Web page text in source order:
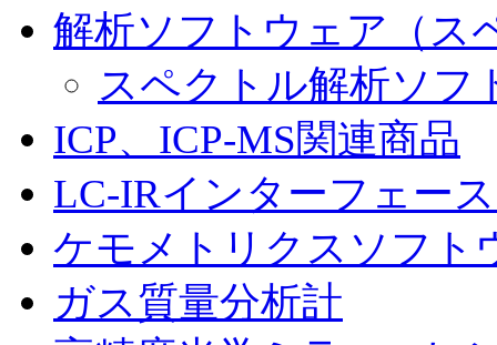
解析ソフトウェア（ス
スペクトル解析ソフ
ICP、ICP-MS関連商品
LC-IRインターフェー
ケモメトリクスソフト
ガス質量分析計